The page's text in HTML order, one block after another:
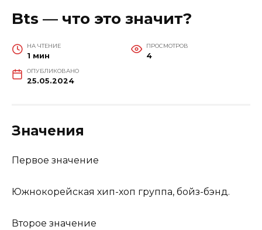
Bts — что это значит?
НА ЧТЕНИЕ
1 мин
ПРОСМОТРОВ
4
ОПУБЛИКОВАНО
25.05.2024
Значения
Первое значение
Южнокорейская хип-хоп группа, бойз-бэнд.
Второе значение